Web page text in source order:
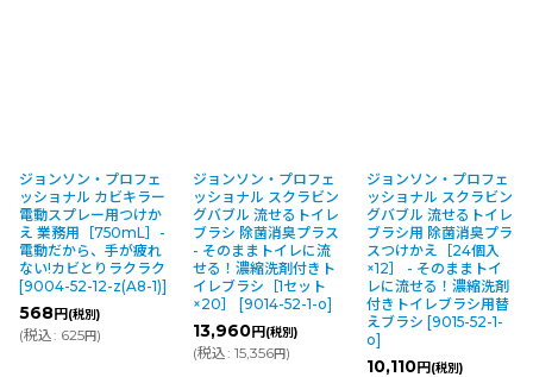
ジョンソン・プロフェ
ッショナル カビキラー
電動スプレー用つけか
え 業務用［750mL］-
電動だから、手が疲れ
ない!カビとりラクラク
[9004-52-12-z(A8-1)]
568円 (税別)
(税込: 625円)
ジョンソン・プロフェ
ッショナル スクラビン
グバブル 流せるトイレ
ブラシ 除菌消臭プラス
- そのままトイレに流
せる！濃縮洗剤付きト
イレブラシ［1セット
×20］
[9014-52-1-o]
13,960円 (税別)
(税込: 15,356円)
ジョンソン・プロフェ
ッショナル スクラビン
グバブル 流せるトイレ
ブラシ用 除菌消臭プラ
スつけかえ［24個入
×12］ - そのままトイ
レに流せる！濃縮洗剤
付きトイレブラシ用替
えブラシ [9015-52-1-
o]
10,110円 (税別)